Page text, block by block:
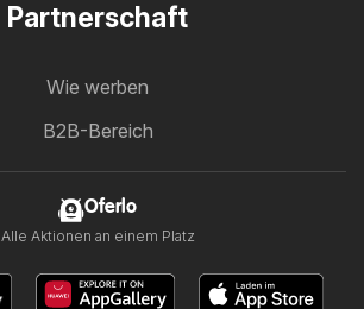
Partnerschaft
Wie werben
B2B-Bereich
Oferlo
Alle Aktionen an einem Platz